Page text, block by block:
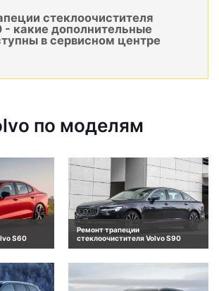
стеклоочистителя
- какие дополнительные
в сервисном центре
по моделям
S60
Ремонт трапеции
стеклоочистителя Volvo S90